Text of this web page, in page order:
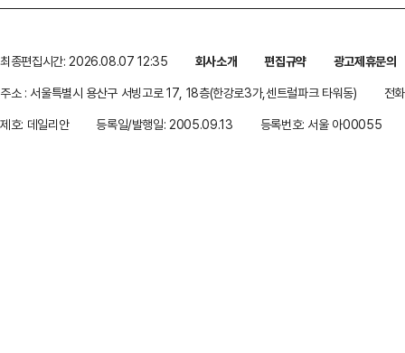
최종편집시간: 2026.08.07 12:35 회사소개 편집규약
광고제휴문의
주소 : 서울특별시 용산구 서빙고로 17, 18층(한강로3가,센트럴파크 타워동)
전
제호: 데일리안
등록일/발행일: 2005.09.13 등록번호: 서울 아00055